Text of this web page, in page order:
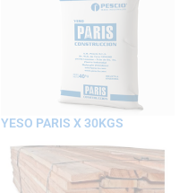
YESO PARIS X 30KGS